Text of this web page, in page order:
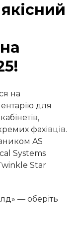
на
для
фахівців.
AS
Systems
Star
— оберіть